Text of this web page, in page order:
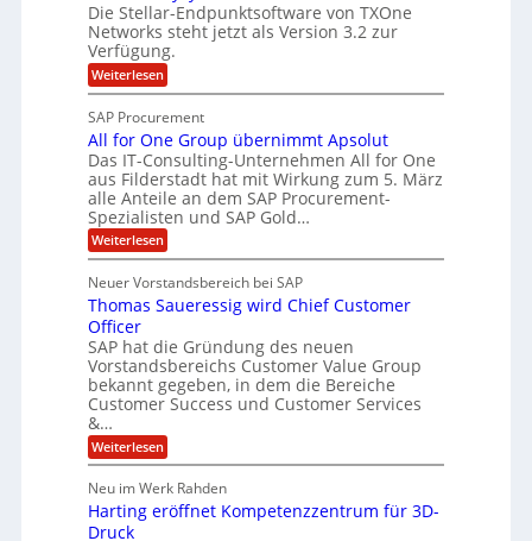
gc
h
e
f
b
e
i
I
F
S
g
-
S
p
e
z
i
a
l
i
s
t
J
u
i
a
H
u
b
e
r
h
t
A
p
p
n
e
n
n
t
C
T
O
V
P
S
l
e
s
E
Die Stellar-Endpunktsoftware von TXOne
Networks steht jetzt als Version 3.2 zur
Verfügung.
Weiterlesen:
O
-
S
e
c
u
r
i
t
y
y
s
e
m
S
t
e
l
a
i
n
V
SAP Procurement
All for One Group übernimmt Apsolut
Das IT-Consulting-Unternehmen All for One
aus Filderstadt hat mit Wirkung zum 5. März
alle Anteile an dem SAP Procurement-
Spezialisten und SAP Gold…
Weiterlesen:
A
l
f
r
O
n
e
G
o
u
p
ü
b
e
Neuer Vorstandsbereich bei SAP
Thomas Saueressig wird Chief Customer
Officer
SAP hat die Gründung des neuen
Vorstandsbereichs Customer Value Group
bekannt gegeben, in dem die Bereiche
Customer Success und Customer Services
&…
Weiterlesen:
T
o
m
Neu im Werk Rahden
Harting eröffnet Kompetenzzentrum für 3D-
Druck